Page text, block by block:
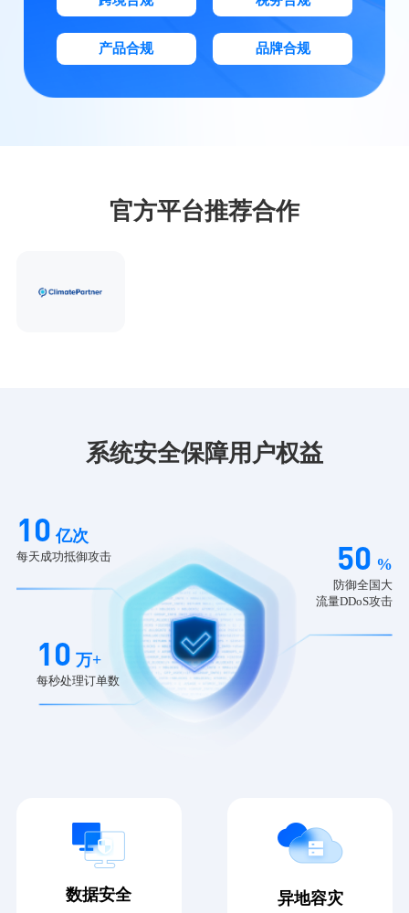
产品合规 品牌合规
官方平台推荐合作
系统安全保障用户权益
10 亿次
每天成功抵御攻击 50 %
防御全国大
流量DDoS攻击
10 万+
每秒处理订单数
数据安全 异地容灾